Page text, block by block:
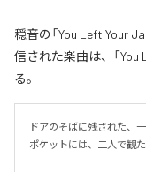
穏音の「You Left Your
信された楽曲は、「
る。
ドアのそばに残された、
ポケットには、二人で観